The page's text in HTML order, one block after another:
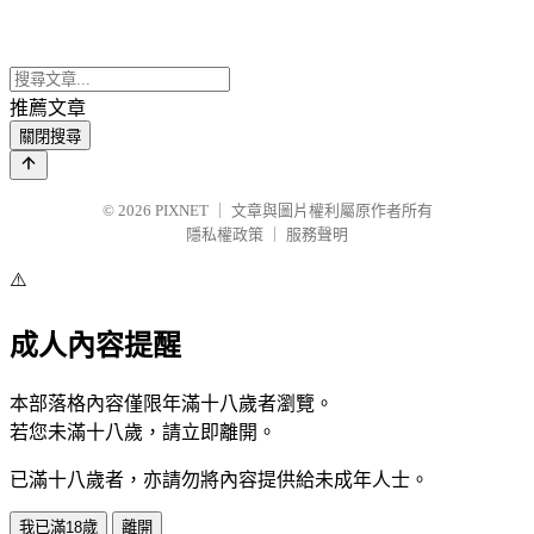
推薦文章
關閉搜尋
© 2026 PIXNET
文章與圖片權利屬原作者所有
隱私權政策
服務聲明
⚠️
成人內容提醒
本部落格內容僅限年滿十八歲者瀏覽。
若您未滿十八歲，請立即離開。
已滿十八歲者，亦請勿將內容提供給未成年人士。
我已滿18歲 離開